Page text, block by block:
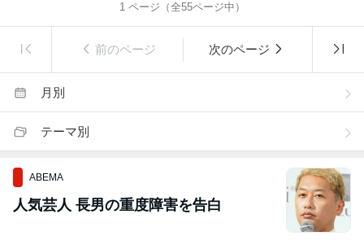
1ページ（全55ページ中）
前のページ 次のページ
月別
テーマ別
ABEMA
人気芸人 長男の重度障害を告白